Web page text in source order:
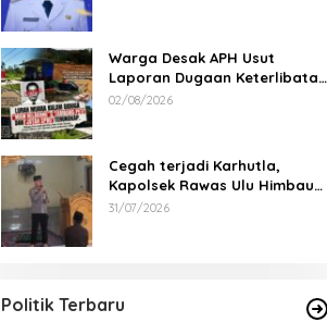
Warga Desak APH Usut
Laporan Dugaan Keterlibatan
Oknum Lurah Muara Kulam
02/08/2026
Cegah terjadi Karhutla,
Kapolsek Rawas Ulu Himbau
Warga Desa Sungai Kijang
31/07/2026
Politik Terbaru
DPD PDI Perjuangan Sumatera
Santun Dan Bersahabat
Di Politik, Sumsel |